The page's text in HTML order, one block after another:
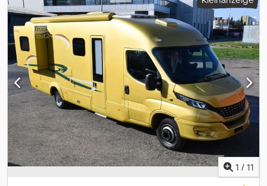
kg, Erstzulassung:01/2019, nächste Prüfung (TÜV): 05/2028
Laderaumlänge:5.600 mm, Laderaumbreite:2.200 mm,
Emissionsklasse:Euro6, Farbe:Weiß, Fahrerkabine:Schlafkabine ,
Federung:Luft, Anzahl der Sitzplätze:2, Baujahr: 2019 ,
Maschinen-/Fahrzeugnummer: ZCFC170D905254386,
Ausstattung:ABS, Bordcomputer, Klimaanlage,
Navigationssystem, Nebelscheinwerfer, Rußfilter,
Servolenkung, Standheizung, Tempomat, Zentralverriegelung,
Daily 70 C180 Luftfederung Webasto Klima AHK3,5T Zertifikat VDI
2700-8.1 ist dabei. Doppelstock, Schlafkabine mit Standheizung
und Klimaanlage. Große Inspektion gerade gemacht.
Sonderausstattung Achslast Vorderachse 2,7 t [77863]
Audiosystem: Radio mit CD-Player MP3-fähig, USB und
Freisprecheinrichtung Bluetooth [08629] Aufbauhersteller-
1 / 11